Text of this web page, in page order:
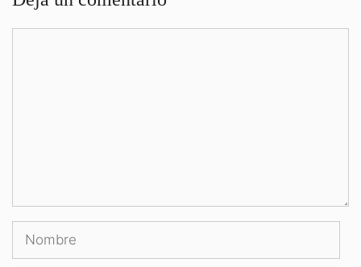
Nombre